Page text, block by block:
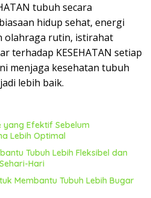
tubuh secara
hidup sehat, energi
olahraga rutin, istirahat
terhadap KESEHATAN setiap
menjaga kesehatan tubuh
lebih baik.
yang Efektif Sebelum
Lebih Optimal
Tubuh Lebih Fleksibel dan
Hari
Membantu Tubuh Lebih Bugar